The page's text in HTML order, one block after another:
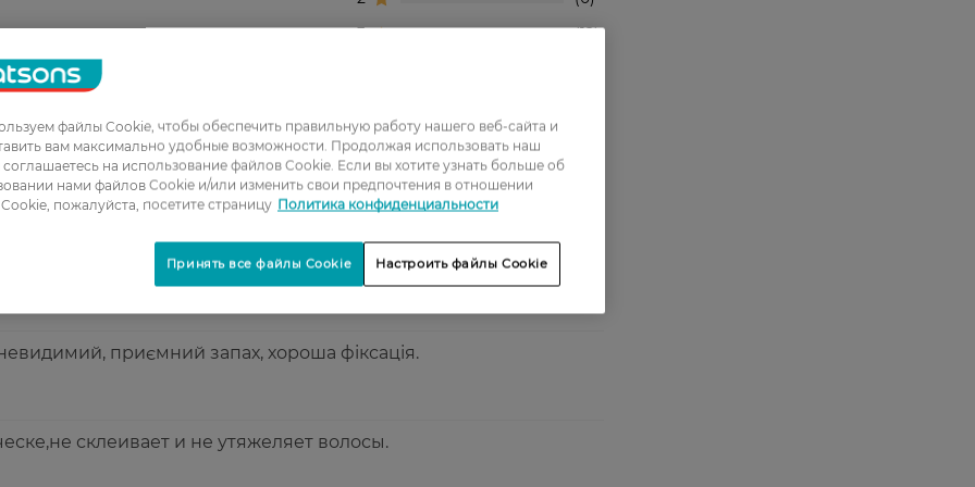
3
12
укладку, до двух дней. Чёлка не разлетается в ветреную
хорошо фиксирует прическу.
приємний запах, хороша фіксація.
склеивает и не утяжеляет волосы.
файлы Cookie, чтобы обеспечить правильную работу нашего веб-сайта и
вам максимально удобные возможности. Продолжая использовать наш
соглашаетесь на использование файлов Cookie. Если вы хотите узнать больше об
нами файлов Cookie и/или изменить свои предпочтения в отношении
пожалуйста, посетите страницу Политика конфиденциальности
Настроить файлы Cookie
Принять все файлы Cookie